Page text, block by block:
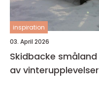
inspiration
03. April 2026
Skidbacke småland nära, familjärt och fullt
av vinterupplevelser